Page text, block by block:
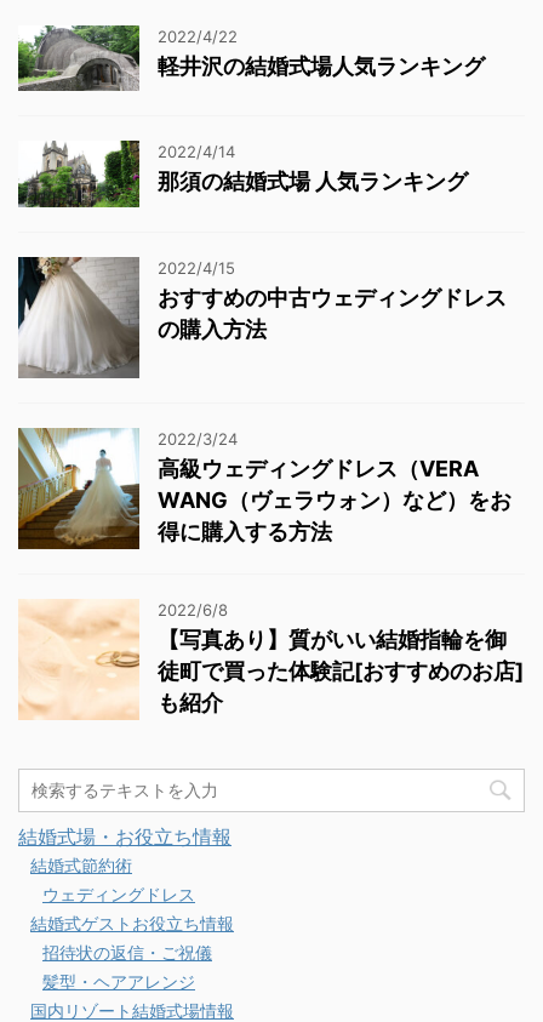
2022/4/22
軽井沢の結婚式場人気ランキング
2022/4/14
那須の結婚式場 人気ランキング
2022/4/15
おすすめの中古ウェディングドレス
の購入方法
2022/3/24
高級ウェディングドレス（VERA
WANG（ヴェラウォン）など）をお
得に購入する方法
2022/6/8
【写真あり】質がいい結婚指輪を御
徒町で買った体験記[おすすめのお店]
も紹介
結婚式場・お役立ち情報
結婚式節約術
ウェディングドレス
結婚式ゲストお役立ち情報
招待状の返信・ご祝儀
髪型・ヘアアレンジ
国内リゾート結婚式場情報